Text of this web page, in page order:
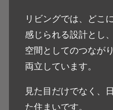
リビングでは、どこ
感じられる設計とし、
空間としてのつなが
両立しています。
見た目だけでなく、
た住まいです。